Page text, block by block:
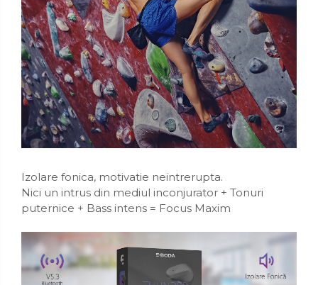
Izolare fonica, motivatie neintrerupta.
Nici un intrus din mediul inconjurator + Tonuri
puternice + Bass intens = Focus Maxim